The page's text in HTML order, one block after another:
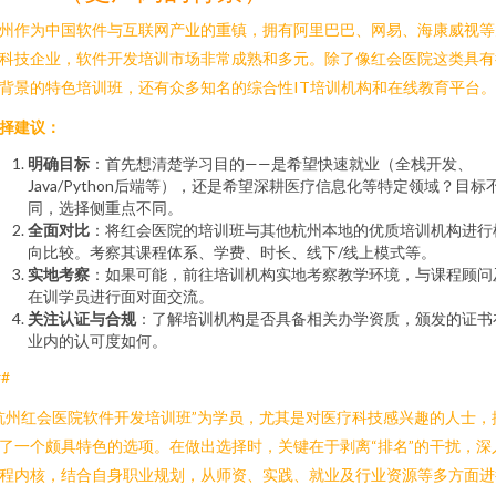
作为中国软件与互联网产业的重镇，拥有阿里巴巴、网易、海康威视
技企业，软件开发培训市场非常成熟和多元。除了像红会医院这类具
景的特色培训班，还有众多知名的综合性IT培训机构和在线教育平台。
建议：
明确目标 ：首先想清楚学习目的——是希望快速就业（全栈开发、
Java/Python后端等），还是希望深耕医疗信息化等特定领域？目标
同，选择侧重点不同。
全面对比 ：将红会医院的培训班与其他杭州本地的优质培训机构进行
向比较。考察其课程体系、学费、时长、线下/线上模式等。
实地考察 ：如果可能，前往培训机构实地考察教学环境，与课程顾问
在训学员进行面对面交流。
关注认证与合规：了解培训机构是否具备相关办学资质，颁发的证书
业内的认可度如何。
州红会医院软件开发培训班”为学员，尤其是对医疗科技感兴趣的人士，
一个颇具特色的选项。在做出选择时，关键在于剥离“排名”的干扰，深
内核，结合自身职业规划，从师资、实践、就业及行业资源等多方面